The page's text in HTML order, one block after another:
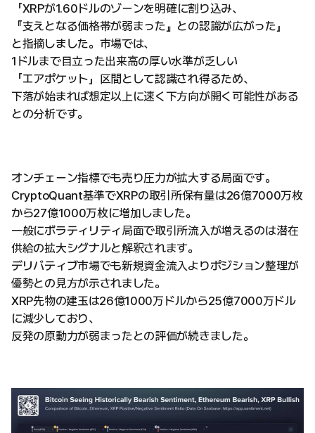
「XRPが1.60ドルのゾーンを明確に割り込み、
『支えとなる価格帯が弱まった』との認識が広がった」
と指摘しました。市場では、
1ドルまで目立った出来高の厚い水準が乏しい
「エアポケット」区間として認識され得るため、
下落が始まれば想定以上に速く下方向が開く可能性がある
との分析です。
オンチェーン指標でも売り圧力が拡大する局面です。
CryptoQuant基準でXRPの取引所保有量は26億7000万枚
から27億1000万枚に増加しました。
一般にボラティリティ局面で取引所流入が増えるのは潜在
供給の拡大シグナルと解釈されます。
デリバティブ市場でも新規資金流入よりポジション整理が
優勢との見方が示されました。
XRP先物の建玉は26億1000万ドルから25億7000万ドル
に減少しており、
反発の原動力が弱まったとの評価が続きました。